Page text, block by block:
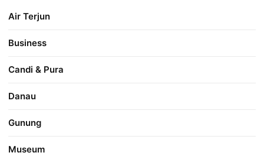
Air Terjun
Business
Candi & Pura
Danau
Gunung
Museum